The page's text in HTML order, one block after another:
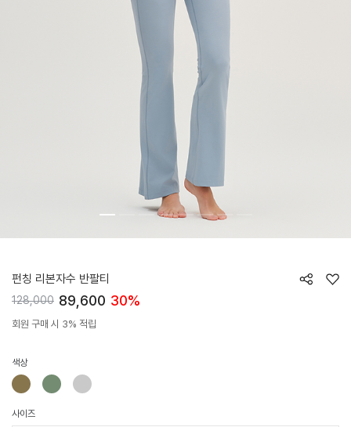
펀칭 리본자수 반팔티
128,000 89,600 30%
회원 구매 시 3% 적립
색상
사이즈